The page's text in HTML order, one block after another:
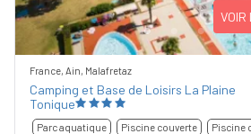
VOIR
France, Ain, Malafretaz
Camping et Base de Loisirs La Plaine
Tonique
Parc aquatique Piscine couverte Piscine